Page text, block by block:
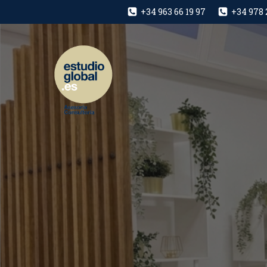
+34 963 66 19 97 +34 978